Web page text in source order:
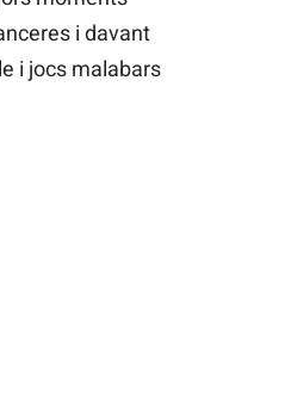
i davant
i jocs malabars